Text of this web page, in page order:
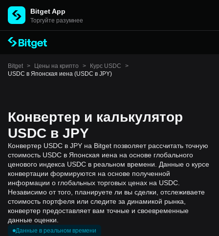
Bitget App
Торгуйте разумнее
Bitget > Цены на крипто > Курс USDC
>
USDC в Японская иена (USDC в JPY)
Конвертер и калькулятор
USDC в JPY
Конвертер USDC в JPY на Bitget позволяет рассчитать точную
стоимость USDC в Японская иена на основе глобального
ценового индекса USDC в реальном времени. Данные о курсе
конвертации формируются на основе полученной
информации о глобальных торговых ценах на USDC.
Независимо от того, планируете ли вы сделки, отслеживаете
стоимость портфеля или следите за динамикой рынка,
конвертер предоставляет вам точные и своевременные
данные оценки.
Данные в реальном времени